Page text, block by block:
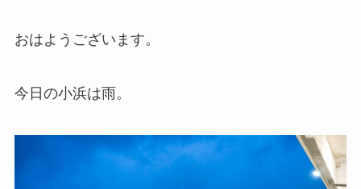
おはようございます。
今日の小浜は雨。